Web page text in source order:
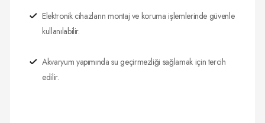
Elektronik cihazların montaj ve koruma işlemlerinde güvenle
kullanılabilir.
Akvaryum yapımında su geçirmezliği sağlamak için tercih
edilir.